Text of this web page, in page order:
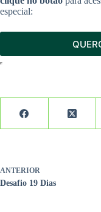
especial:
ANTERIOR
Desafio 19 Dias